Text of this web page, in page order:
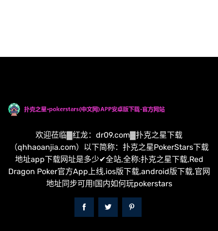
欢迎莅临▓红龙：dr09.com▓扑克之星下载
（qhhaoanjia.com）以下简称：扑克之星PokerStars下载
地址app下载网址是多少✔全站,全称:扑克之星下载,Red
Dragon Poker官方App上线,ios版下载,android版下载,官网
地址同步可用!国内如何玩pokerstars